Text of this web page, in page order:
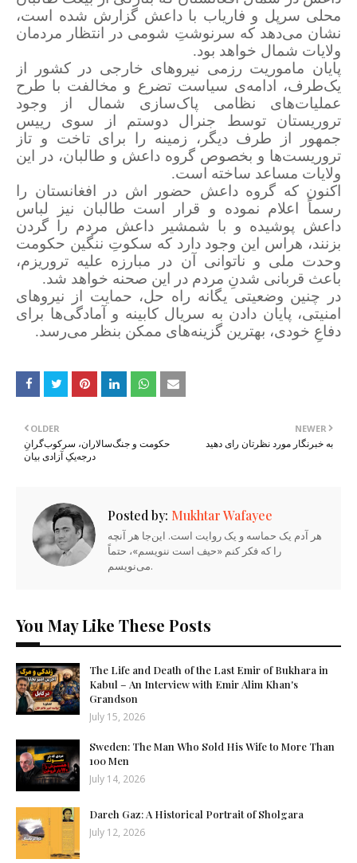
محلی سرپل و فاریاب با داعش گزارش شده است،
نشان می‌دهد که سرنوشتِ شومی در انتظار مردمان
ولایات شمال خواهد بود.
پایان ماموریت رزمی نیروهای خارجی در کشور از
یک‌طرف، ادامه‌ی سیاست تضرع و مخالفت با طرح
عملیات‌های نظامی پاک‌‌سازی شمال از وجود
تروریستان توسط جنرال دوستم از سوی رییس
جمهور از طرف دیگر، زمینه را برای تاخت و تاز
تروریست‌ها و بخصوص گروه داعش و طالبان، در این
ولایات مساعد ساخته است.
اکنون که گروه داعش حضور اش در افغانستان را
رسماً اعلام نموده و قرار است طالبان نیز لباس
داعش پوشیده و با شمشیر داعش مردم را گردن
بزنند، هراس این وجود دارد که سکوتِ ننگین حکومت
وحدت ملی و ناتوانی آن در مبارزه علیه تروریزم،
باعث قربانی شدنِ مردم در این صحنه خواهد شد.
در چنین وضعیتی یگانه راه حل، حمایت از نیروهای
امنیتی، پایان دادن به سریال کابینه و آمادگی‌ها برای
دفاعِ خودی، بهترین‌ گزینه‌های ممکن بنظر می‌رسد.
NEWER
به خبرنگار مورد نظرتان رای دهید
OLDER
حکومت و جنگ‌سالاران، سرکوب‌گرانِ
درجه‌یکِ آزادی بیان
Posted by: Mukhtar Wafayee
هر آدم یک حماسه و یک روایت است. این‌جا هر آنچه
را که فکر کنم «حیف است ننویسم»، حتماً
می‌نویسم.
You May Like These Posts
The Life and Death of the Last Emir of Bukhara in
Kabul – An Interview with Emir Alim Khan's
Grandson
July 15, 2026
Sweden: The Man Who Sold His Wife to More Than
100 Men
July 14, 2026
Dareh Gaz: A Historical Portrait of Sholgara
July 12, 2026